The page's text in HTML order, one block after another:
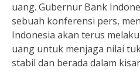
uang. Gubernur Bank
sebuah konferensi pers,
Indonesia akan terus
uang untuk menjaga nilai
stabil dan berada dalam